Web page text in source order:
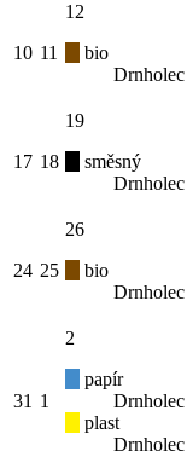
10 11
12
bio
17 18
19
směsný
24 25
26
bio
31 1
2
papír
plast